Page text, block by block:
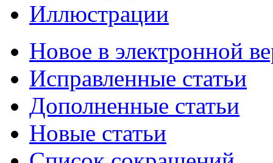
Иллюстрации
Новое в электронной
Исправленные статьи
Дополненные статьи
Новые статьи